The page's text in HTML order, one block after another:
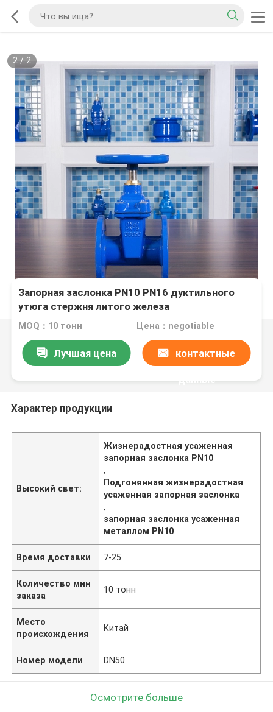
2/ 2
Запорная заслонка PN10 PN16 дуктильного
утюга стержня литого железа
жизнерадостная усаженная подгоняла
MOQ：10 тонн Цена：negotiable
Лучшая цена контактные
данные
Характер продукции
Высокий свет:
Жизнерадостная усаженная
запорная заслонка PN10
,
Подгонянная жизнерадостная
усаженная запорная заслонка
,
запорная заслонка усаженная
металлом PN10
Время доставки 7-25
Количество мин
заказа
10 тонн
Место
происхождения
Китай
Номер модели DN50
Осмотрите больше